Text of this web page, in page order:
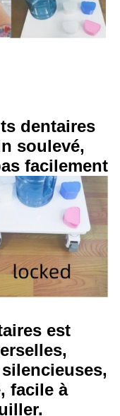
dentaires
soulevé,
facilement
est
facile à